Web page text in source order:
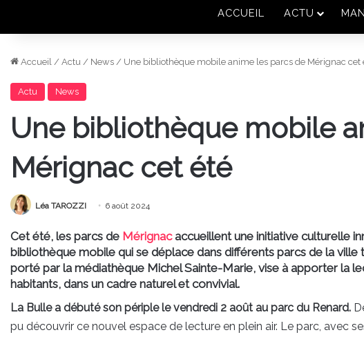
ACCUEIL ACTU
Accueil / Actu / News / Une bibliothèque mobile anime les parcs de Mérignac cet
Actu News
Une bibliothèque mobile
Mérignac cet été
Léa TAROZZI 6 août 2024
Cet été, les parcs de Mérignacaccueillent une initiative culturelle
bibliothèque mobile qui se déplace dans différents parcs de la ville
porté par la médiathèque Michel Sainte-Marie, vise à apporter la
habitants, dans un cadre naturel et convivial.
La Bulle a débuté son périple le vendredi 2 août au parc du Renard.
pu découvrir ce nouvel espace de lecture en plein air. Le parc, avec